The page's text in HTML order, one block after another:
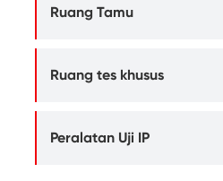
Ruang Tamu
Ruang tes khusus
Peralatan Uji IP